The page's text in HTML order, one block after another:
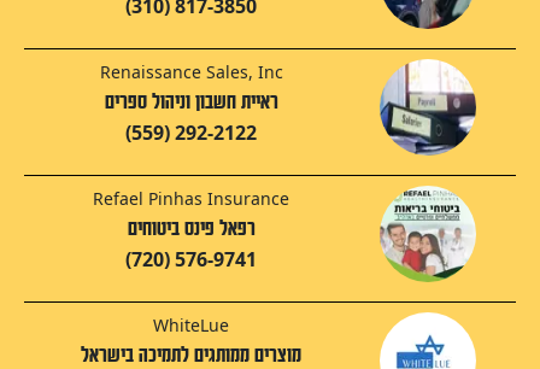
(310) 817-3850
Renaissance Sales, Inc
ראיית חשבון וניהול ספרים
(559) 292-2122
Refael Pinhas Insurance
רפאל פינס ביטוחים
(720) 576-9741
WhiteLue
מוצרים ממותגים לתמיכה בישראל